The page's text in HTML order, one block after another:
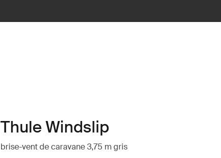
Thule Windslip
brise-vent de caravane 3,75 m gris